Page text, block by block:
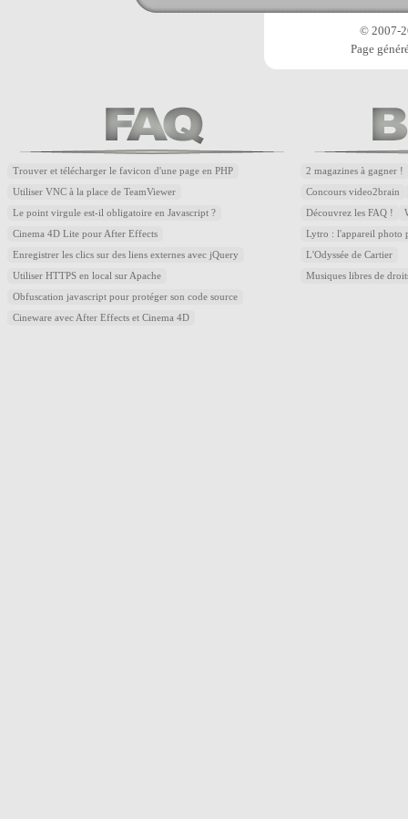
© 2007-
Page
Trouver et télécharger le favicon d'une page en PHP
Utiliser VNC à la place de TeamViewer
Le point virgule est-il obligatoire en Javascript ?
Cinema 4D Lite pour After Effects
Enregistrer les clics sur des liens externes avec jQuery
Utiliser HTTPS en local sur Apache
Obfuscation javascript pour protéger son code source
Cineware avec After Effects et Cinema 4D
2 magazines à gagner !
Concours video2brain
Découvrez les FAQ !
Lytro : l'appareil photo
L'Odyssée de Cartier
Musiques libres de